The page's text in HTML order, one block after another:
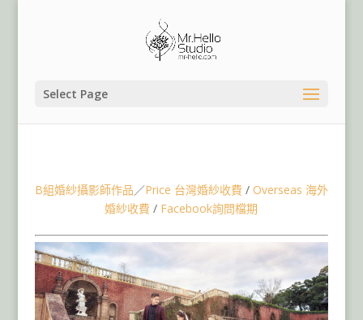
Select Page
B組婚紗攝影師作品／Price 台灣婚紗收費 / Overseas 海外
婚紗收費 / Facebook詢問檔期